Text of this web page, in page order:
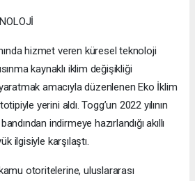
hizmet veren küresel teknoloji
kaynaklı iklim değişikliği
amacıyla düzenlenen Eko İklim
yerini aldı. Togg’un 2022 yılının
indirmeye hazırlandığı akıllı
ilgisiyle karşılaştı.
otoritelerine, uluslararası